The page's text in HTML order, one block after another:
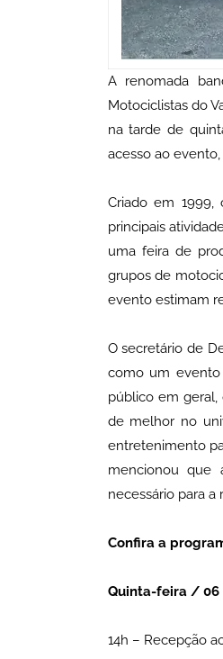
A renomada
Motociclistas do
na tarde de
acesso ao
Criado em
principais
uma feira de
grupos de
evento estimam
O secretário de
como um evento
público em
de melhor no
entretenimento
mencionou que
necessário para
Confira a
Quinta-feira / 06
14h – Recepção